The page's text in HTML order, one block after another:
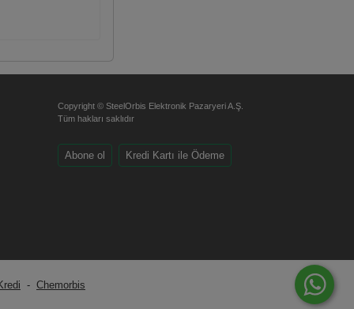
Copyright © SteelOrbis Elektronik Pazaryeri A.Ş.
Tüm hakları saklıdır
Abone ol Kredi Kartı ile Ödeme
- Chemorbis